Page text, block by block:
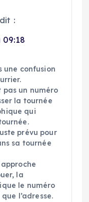
dit :
09:18
une confusion
pas un numéro
la tournée
qui
prévu pour
sa tournée
la
le numéro
l’adresse.